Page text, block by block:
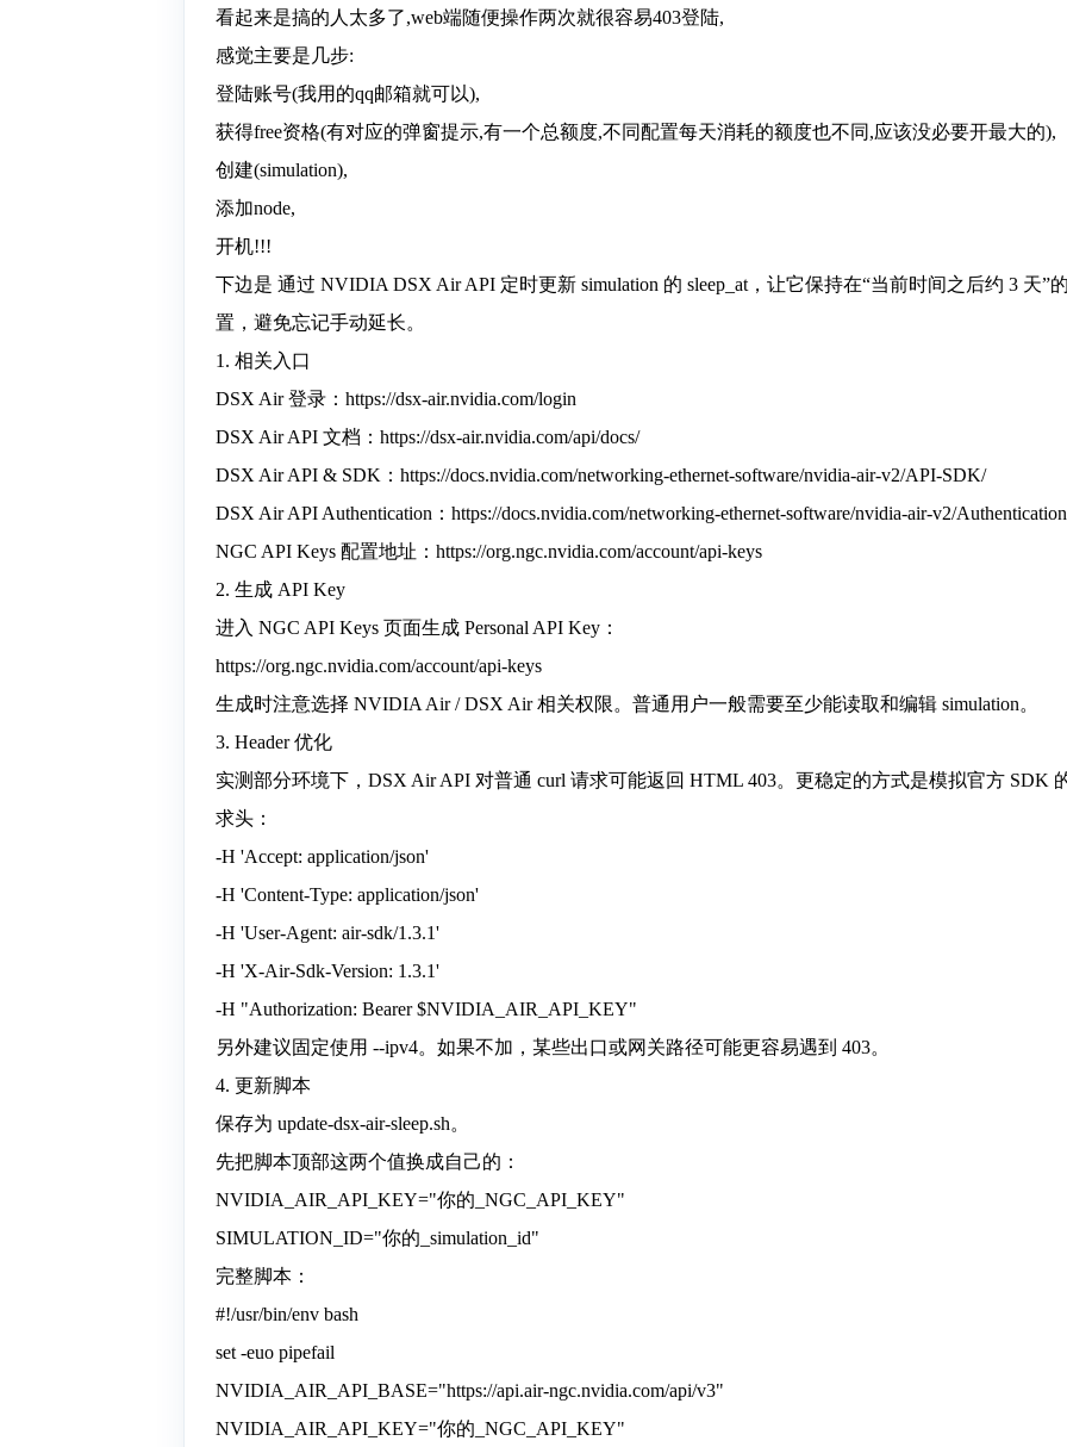
看起来是搞的人太多了,web端随便操作两次就很容易403登陆,
感觉主要是几步:
登陆账号(我用的qq邮箱就可以),
获得free资格(有对应的弹窗提示,有一个总额度,不同配置每天消耗的额度也不同,应该没必要开最大的),
创建(simulation),
添加node,
开机!!!
下边是 通过 NVIDIA DSX Air API 定时更新 simulation 的 sleep_at，让它保持在“当前时间之后约 3 天”
置，避免忘记手动延长。
1. 相关入口
DSX Air 登录：https://dsx-air.nvidia.com/login
DSX Air API 文档：https://dsx-air.nvidia.com/api/docs/
DSX Air API & SDK：https://docs.nvidia.com/networking-ethernet-software/nvidia-air-v2/API-SDK/
DSX Air API Authentication：https://docs.nvidia.com/networking-ethernet-software/nvidia-air-v2/
NGC API Keys 配置地址：https://org.ngc.nvidia.com/account/api-keys
2. 生成 API Key
进入 NGC API Keys 页面生成 Personal API Key：
https://org.ngc.nvidia.com/account/api-keys
生成时注意选择 NVIDIA Air / DSX Air 相关权限。普通用户一般需要至少能读取和编辑 simulation。
3. Header 优化
实测部分环境下，DSX Air API 对普通 curl 请求可能返回 HTML 403。更稳定的方式是模拟官方 SDK
求头：
-H 'Accept: application/json'
-H 'Content-Type: application/json'
-H 'User-Agent: air-sdk/1.3.1'
-H 'X-Air-Sdk-Version: 1.3.1'
-H "Authorization: Bearer $NVIDIA_AIR_API_KEY"
另外建议固定使用 --ipv4。如果不加，某些出口或网关路径可能更容易遇到 403。
4. 更新脚本
保存为 update-dsx-air-sleep.sh。
先把脚本顶部这两个值换成自己的：
NVIDIA_AIR_API_KEY="你的_NGC_API_KEY"
SIMULATION_ID="你的_simulation_id"
完整脚本：
#!/usr/bin/env bash
set -euo pipefail
NVIDIA_AIR_API_BASE="https://api.air-ngc.nvidia.com/api/v3"
NVIDIA_AIR_API_KEY="你的_NGC_API_KEY"